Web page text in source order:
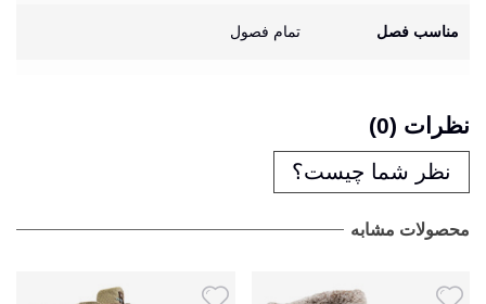
مناسب فصل تمام فصول
نظرات (0)
نظر شما چیست؟
محصولات مشابه